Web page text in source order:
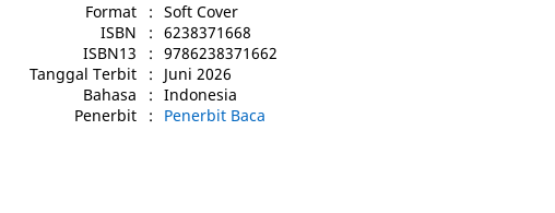
Format
: Soft Cover
ISBN
: 6238371668
ISBN13
: 9786238371662
Tanggal Terbit
:
Juni 2026
Bahasa
: Indonesia
Penerbit
: Penerbit Baca